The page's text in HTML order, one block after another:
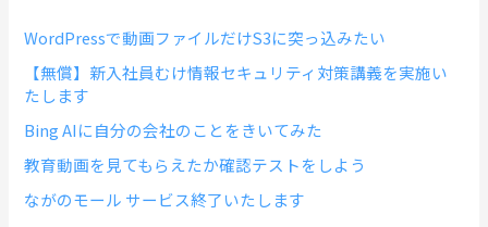
WordPressで動画ファイルだけS3に突っ込みたい
【無償】新入社員むけ情報セキュリティ対策講義を実施い
たします
Bing AIに自分の会社のことをきいてみた
教育動画を見てもらえたか確認テストをしよう
ながのモール サービス終了いたします